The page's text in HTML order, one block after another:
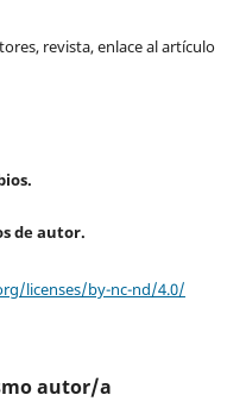
revista, enlace al artículo
de autor.
licenses/by-nc-nd/4.0/
autor/a